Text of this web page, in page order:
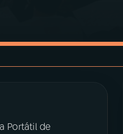
Portátil de